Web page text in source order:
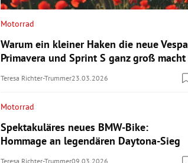
Motorrad
Warum ein kleiner Haken die neue Vespa
Primavera und Sprint S ganz groß macht
Teresa Richter-Trummer23.03.2026
Motorrad
Spektakuläres neues BMW-Bike:
Hommage an legendären Daytona-Sieg
Teresa Richter-Trummer09.03.2026